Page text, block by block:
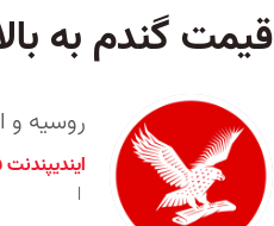
قیمت گندم به بالاترین
روسیه و